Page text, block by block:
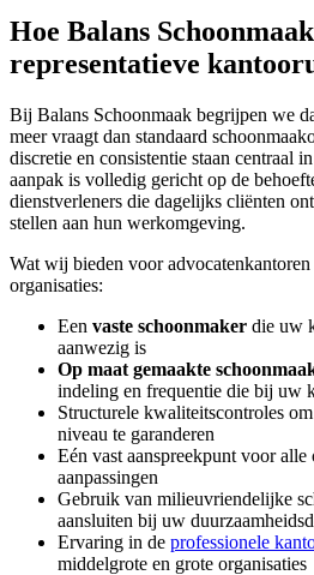
Hoe Balans
representatieve
Bij Balans Schoonmaak begrijpen we
meer vraagt dan standaard
discretie en consistentie staan centraal
aanpak is volledig gericht op de
dienstverleners die dagelijks cliënten
stellen aan hun werkomgeving.
Wat wij bieden voor
organisaties:
Een vaste schoonmaker die uw
aanwezig is
Op maat gemaakte
indeling en frequentie die bij uw
Structurele kwaliteitscontroles
niveau te garanderen
Eén vast aanspreekpunt voor alle
aanpassingen
Gebruik van milieuvriendelijke
aansluiten bij uw
Ervaring in de professionele
middelgrote en grote organisaties